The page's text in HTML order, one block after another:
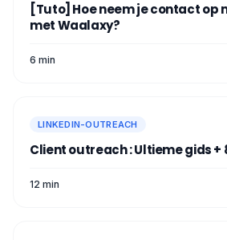
[Tuto] Hoe neem je contact op
met Waalaxy?
6 min
LINKEDIN-OUTREACH
Client outreach : Ultieme gids
12 min